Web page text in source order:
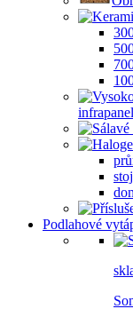
Podlahové